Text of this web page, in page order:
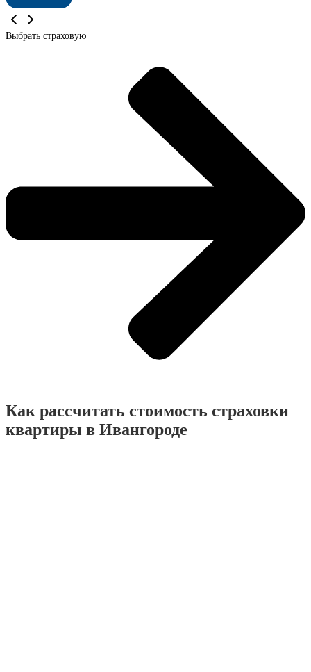
Выбрать страховую
Как рассчитать стоимость страховки
квартиры в Ивангороде